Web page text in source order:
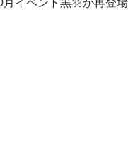
イベント黒羽が再登場